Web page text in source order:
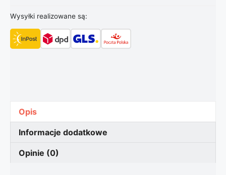
Wysyłki realizowane są:
Opis
Informacje dodatkowe
Opinie (0)